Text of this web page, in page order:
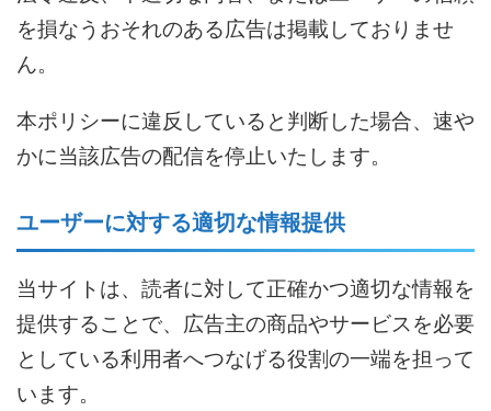
を損なうおそれのある広告は掲載しておりませ
ん。
本ポリシーに違反していると判断した場合、速や
かに当該広告の配信を停止いたします。
ユーザーに対する適切な情報提供
当サイトは、読者に対して正確かつ適切な情報を
提供することで、広告主の商品やサービスを必要
としている利用者へつなげる役割の一端を担って
います。